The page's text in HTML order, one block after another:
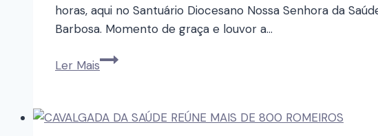
horas, aqui no Santuário Diocesano Nossa Senhora da
Barbosa. Momento de graça e louvor a…
Ler Mais